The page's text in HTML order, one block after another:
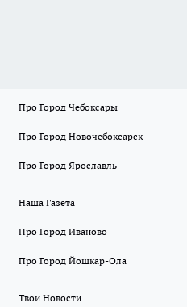
Про Город Чебоксары
Про Город Новочебоксарск
Про Город Ярославль
Наша Газета
Про Город Иваново
Про Город Йошкар-Ола
Твои Новости